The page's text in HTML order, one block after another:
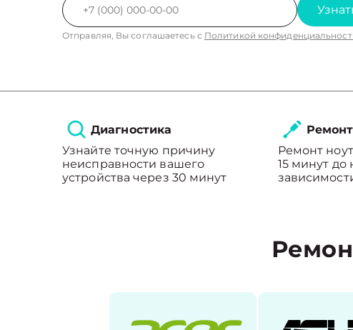
Отправляя, Вы соглашаетесь с Политикой
Диагностика
Узнайте точную причину
неисправности вашего
устройства через 30 минут
Ремонт
15 минут до